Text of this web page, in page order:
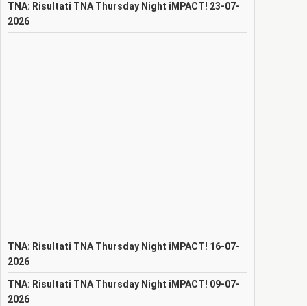
TNA: Risultati TNA Thursday Night iMPACT! 23-07-
2026
TNA: Risultati TNA Thursday Night iMPACT! 16-07-
2026
TNA: Risultati TNA Thursday Night iMPACT! 09-07-
2026